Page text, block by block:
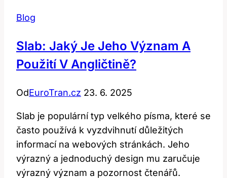
Blog
Slab: Jaký Je Jeho Význam A
Použití V Angličtině?
OdEuroTran.cz 23. 6. 2025
Slab je populární typ velkého písma, které se
často používá k vyzdvihnutí důležitých
informací na webových stránkách. Jeho
výrazný a jednoduchý design mu zaručuje
výrazný význam a pozornost čtenářů.